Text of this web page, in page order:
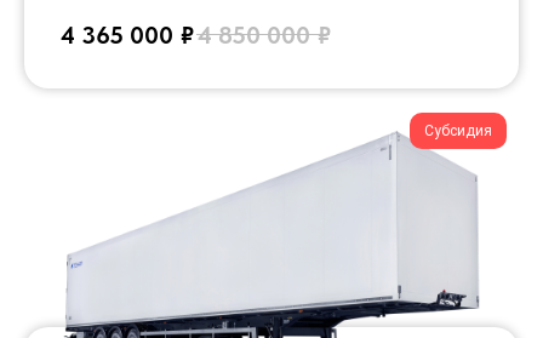
4 365 000 ₽4 850 000 ₽
Субсидия
+7
Отправить
Подберём технику под
ваши задачи